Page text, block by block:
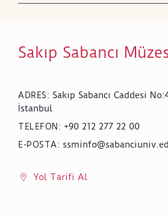
Sakıp Sabancı
ADRES: Sakıp Sabancı Caddesi
İstanbul
TELEFON : +90 212 277 22 00
E-POSTA:
Yol Tarifi Al